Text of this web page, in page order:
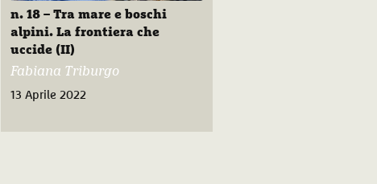
n. 18 – Tra mare e boschi
alpini. La frontiera che
uccide (II)
Fabiana Triburgo
13 Aprile 2022